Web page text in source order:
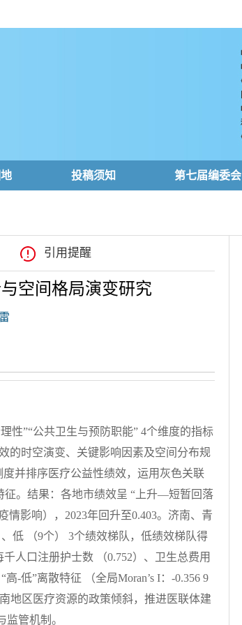
投稿须知 第七届编委会
引用提醒
空间格局演变研究
性”“公共卫生与预防职能” 4个维度的指标
的时空演变、关键影响因素及空间分布规
并排序医疗公益性绩效，运用灰色关联
征。结果：各地市绩效呈 “上升—短暂回落
情影响），2023年回升至0.403。济南、青
低 （9个） 3个绩效梯队，低绩效梯队得
人口注册护士数 （0.752）、卫生总费用
-低”离散特征 （全局Moran’s I：-0.356 9
地区医疗资源的政策倾斜，推进医联体建
管机制。